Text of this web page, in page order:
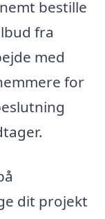
bestille
fra
med
for
dit projekt